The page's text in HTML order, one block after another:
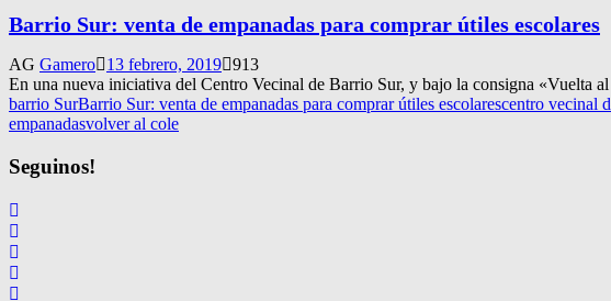
Barrio Sur: venta de empanadas para comprar útiles escolares
AG Gamero 13 febrero, 2019 913
En una nueva iniciativa del Centro Vecinal de Barrio Sur, y bajo la consigna «Vuelta
barrio SurBarrio Sur: venta de empanadas para comprar útiles escolarescentro vecinal
empanadasvolver al cole
Seguinos!